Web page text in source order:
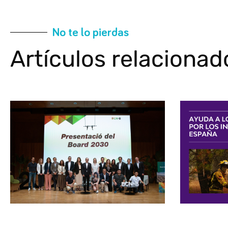
No te lo pierdas
Artículos